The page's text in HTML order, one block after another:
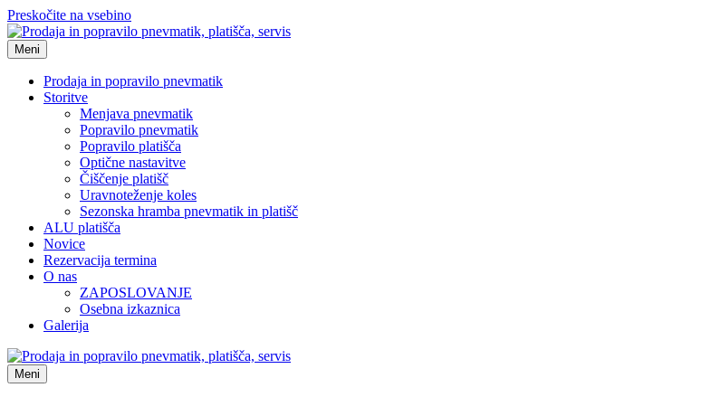
Preskočite na vsebino
Meni
Prodaja in popravilo pnevmatik
Storitve
Menjava pnevmatik
Popravilo pnevmatik
Popravilo platišča
Optične nastavitve
Čiščenje platišč
Uravnoteženje koles
Sezonska hramba pnevmatik in platišč
ALU platišča
Novice
Rezervacija termina
O nas
ZAPOSLOVANJE
Osebna izkaznica
Galerija
Meni